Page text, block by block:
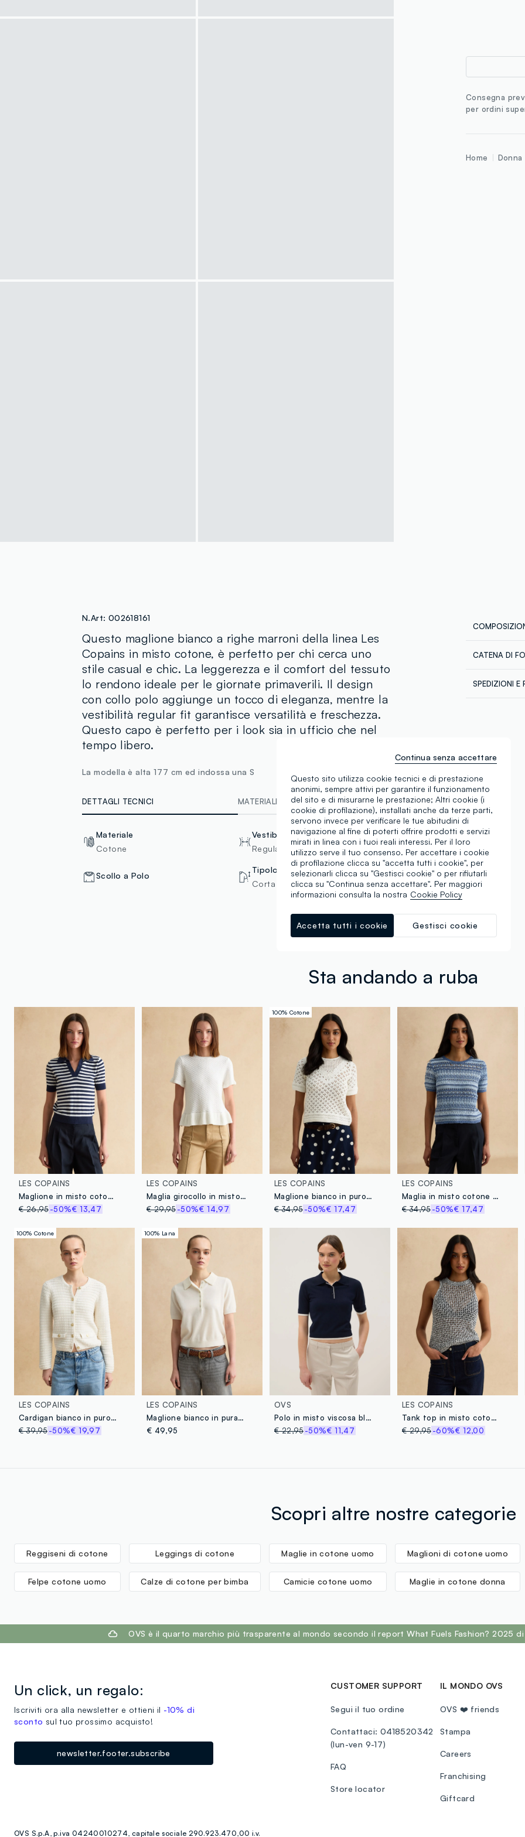
Consegna
per ordini
Home Donna
N.Art: 002618161
Questo maglione bianco a righe marroni della linea Les
Copains in misto cotone, è perfetto per chi cerca uno
stile casual e chic. La leggerezza e il comfort del tessuto
lo rendono ideale per le giornate primaverili. Il design
con collo polo aggiunge un tocco di eleganza, mentre la
vestibilità regular fit garantisce versatilità e freschezza.
Questo capo è perfetto per i look sia in ufficio che nel
tempo libero.
La modella è alta 177 cm ed indossa una S
DETTAGLI TECNICI MATERIALI E FILIERA
Materiale
Cotone
Vestibilità
Regular
Scollo a Polo
Tipologia manica
Corta
CATENA DI
HONG
SPEDIZIONI E
Sta andando a ruba
LES COPAINS
Maglione in misto cotone a righe multicolor regular fit
€ 26,95-50%€ 13,47
LES COPAINS
Maglia girocollo in misto cotone bianca slim fit
€ 29,95-50%€ 14,97
100% Cotone
LES COPAINS
Maglione bianco in puro cotone vestibilità fitted
€ 34,95-50%€ 17,47
LES COPAINS
Maglia in misto cotone blu regular fit con motivo a maglia
€ 34,95-50%€ 17,47
100% Cotone
LES COPAINS
Cardigan bianco in puro cotone regular fit con bottoni e tasche
€ 39,95-50%€ 19,97
100% Lana
LES COPAINS
Maglione bianco in pura lana regular fit con collo polo
€ 49,95
OVS
Polo in misto viscosa blu regular fit
€ 22,95-50%€ 11,47
LES COPAINS
Tank top in misto cotone multicolor regular fit con design a maglia
€ 29,95-60%€ 12,00
Scopri altre nostre categorie
Reggiseni di cotone Leggings di cotone Maglie in cotone uomo Maglioni di cotone uomo
Felpe cotone uomo Calze di cotone per bimba Camicie cotone uomo Maglie in cotone donna
OVS è il quarto marchio più trasparente al mondo secondo il report What Fuels Fashion? 2025 di
Un click, un regalo:
Iscriviti ora alla newsletter e ottieni il -10% di
sconto sul tuo prossimo acquisto!
newsletter.footer.subscribe
CUSTOMER SUPPORT
Segui il tuo ordine
Contattaci: 0418520342
(lun-ven 9-17)
FAQ
Store locator
IL MONDO OVS
OVS ❤️ friends
Stampa
Careers
Franchising
Giftcard
OVS S.p.A, p.iva 04240010274, capitale sociale 290.923.470,00 i.v.
Questo sito utilizza cookie tecnici e di prestazione
anonimi, sempre attivi per garantire il funzionamento
del sito e di misurarne le prestazione; Altri cookie (i
cookie di profilazione), installati anche da terze parti,
servono invece per verificare le tue abitudini di
navigazione al fine di poterti offrire prodotti e servizi
mirati in linea con i tuoi reali interessi. Per il loro
utilizzo serve il tuo consenso. Per accettare i cookie
di profilazione clicca su "accetta tutti i cookie", per
selezionarli clicca su "Gestisci cookie" o per rifiutarli
clicca su "Continua senza accettare". Per maggiori
informazioni consulta la nostra Cookie Policy
Gestisci cookie
Accetta tutti i cookie
Continua senza accettare